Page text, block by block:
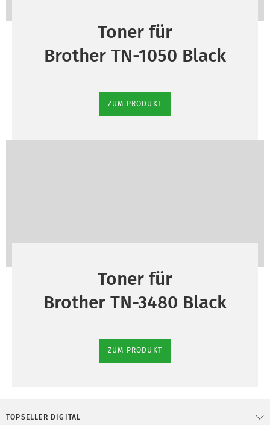
Toner für
Brother TN-1050 Black
ZUM PRODUKT
Toner für
Brother TN-3480 Black
ZUM PRODUKT
TOPSELLER DIGITAL